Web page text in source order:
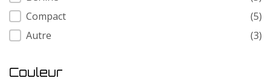
Compact
(5)
Autre
(3)
Couleur